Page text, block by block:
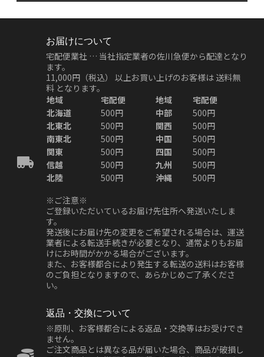
お届けについて
宅配便業社 … 当社指定業者の佐川急便から配達となり
ます。
11,000円（税込）
以上お買い上げのお客様は 送料無
料 となります。
地域
宅配便 地域
宅配便
北海道
500円 中部
500円
北東北
500円 関西
500円
南東北
500円 中国
500円
関東
500円 四国
500円
信越
500円 九州
500円
北陸
500円 沖縄
500円
※ご注意※
ご登録いただいているお届け先住所へ発送いたしま
す。
発送後にお届け先の変更をご希望される場合は、運送
業者による転送手続きが必要となり、通常よりもお届
けにお時間がかかる場合がございます。
また、お客様都合により発生する転送の送料はお客様
のご負担となりますので、あらかじめご了承くださ
い。
返品・交換について
※原則、お客様都合による返品・交換等はお受けでき
ません。
ご注文商品とは異なる品が届いた場合、商品が破損し